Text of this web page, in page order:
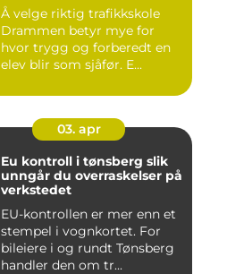
Å velge riktig trafikkskole
Drammen betyr mye for
hvor trygg og forberedt en
elev blir som sjåfør. E...
03. apr
Eu kontroll i tønsberg slik
unngår du overraskelser på
verkstedet
EU-kontrollen er mer enn et
stempel i vognkortet. For
bileiere i og rundt Tønsberg
handler den om tr...